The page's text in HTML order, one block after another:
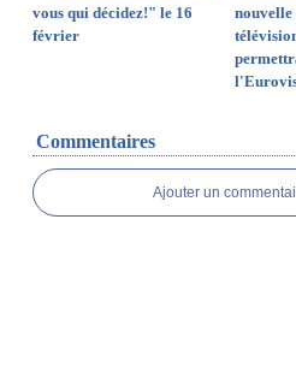
vous qui décidez!" le 16
février
nouvelle
Commentaires
Ajouter un